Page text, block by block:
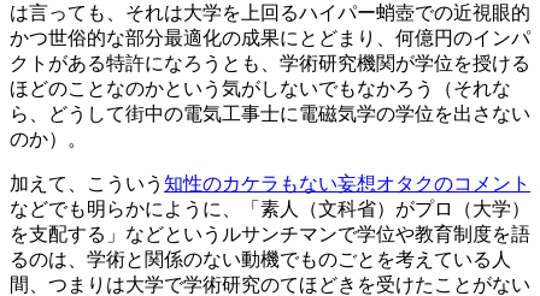
は言っても、それは大学を上回るハイパー蛸壺での近視眼的
かつ世俗的な部分最適化の成果にとどまり、何億円のインパ
クトがある特許になろうとも、学術研究機関が学位を授ける
ほどのことなのかという気がしないでもなかろう（それな
ら、どうして街中の電気工事士に電磁気学の学位を出さない
のか）。
加えて、こういう 知性のカケラもない妄想オタクのコメント
などでも明らかにように、「素人（文科省）がプロ（大学）
を支配する」などというルサンチマンで学位や教育制度を語
るのは、学術と関係のない動機でものごとを考えている人
間、つまりは大学で学術研究のてほどきを受けたことがない